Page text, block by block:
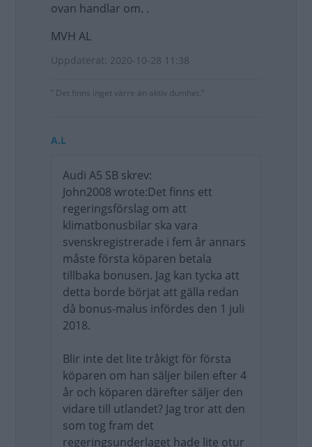
ovan handlar om. .
MVH AL
Uppdaterat: 2020-10-28 11:38
” Det finns inget värre än aktiv dumhet.”
A.L
Audi A5 SB skrev:
John2008 wrote:Det finns ett
regeringsförslag om att
klimatbonusbilar ska vara
svenskregistrerade i fem år annars
måste första köparen betala
tillbaka bonusen. Jag kan tycka att
detta borde börjat att gälla redan
då bonus-malus infördes den 1 juli
2018.
Blir inte det lite tråkigt för första
köparen om han säljer bilen efter 4
år och köparen därefter säljer den
vidare till utlandet? Jag tror att den
som tog fram det
regeringsunderlaget hade lite otur